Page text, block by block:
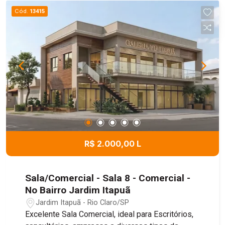
Cód. 13415
R$ 2.000,00 L
Sala/Comercial - Sala 8 - Comercial -
No Bairro Jardim Itapuã
Jardim Itapuã - Rio Claro/SP
Excelente Sala Comercial, ideal para Escritórios,